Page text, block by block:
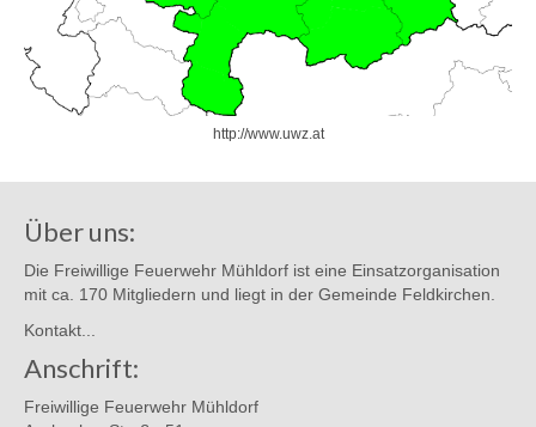
http://www.uwz.at
Über uns:
Die Freiwillige Feuerwehr Mühldorf ist eine Einsatzorganisation
mit ca. 170 Mitgliedern und liegt in der Gemeinde Feldkirchen.
Kontakt...
Anschrift:
Freiwillige Feuerwehr Mühldorf